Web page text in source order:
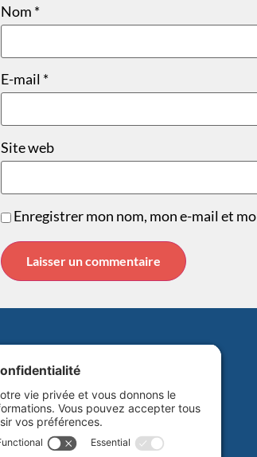
Nom *
E-mail *
Site web
Enregistrer mon nom, mon e-mail et